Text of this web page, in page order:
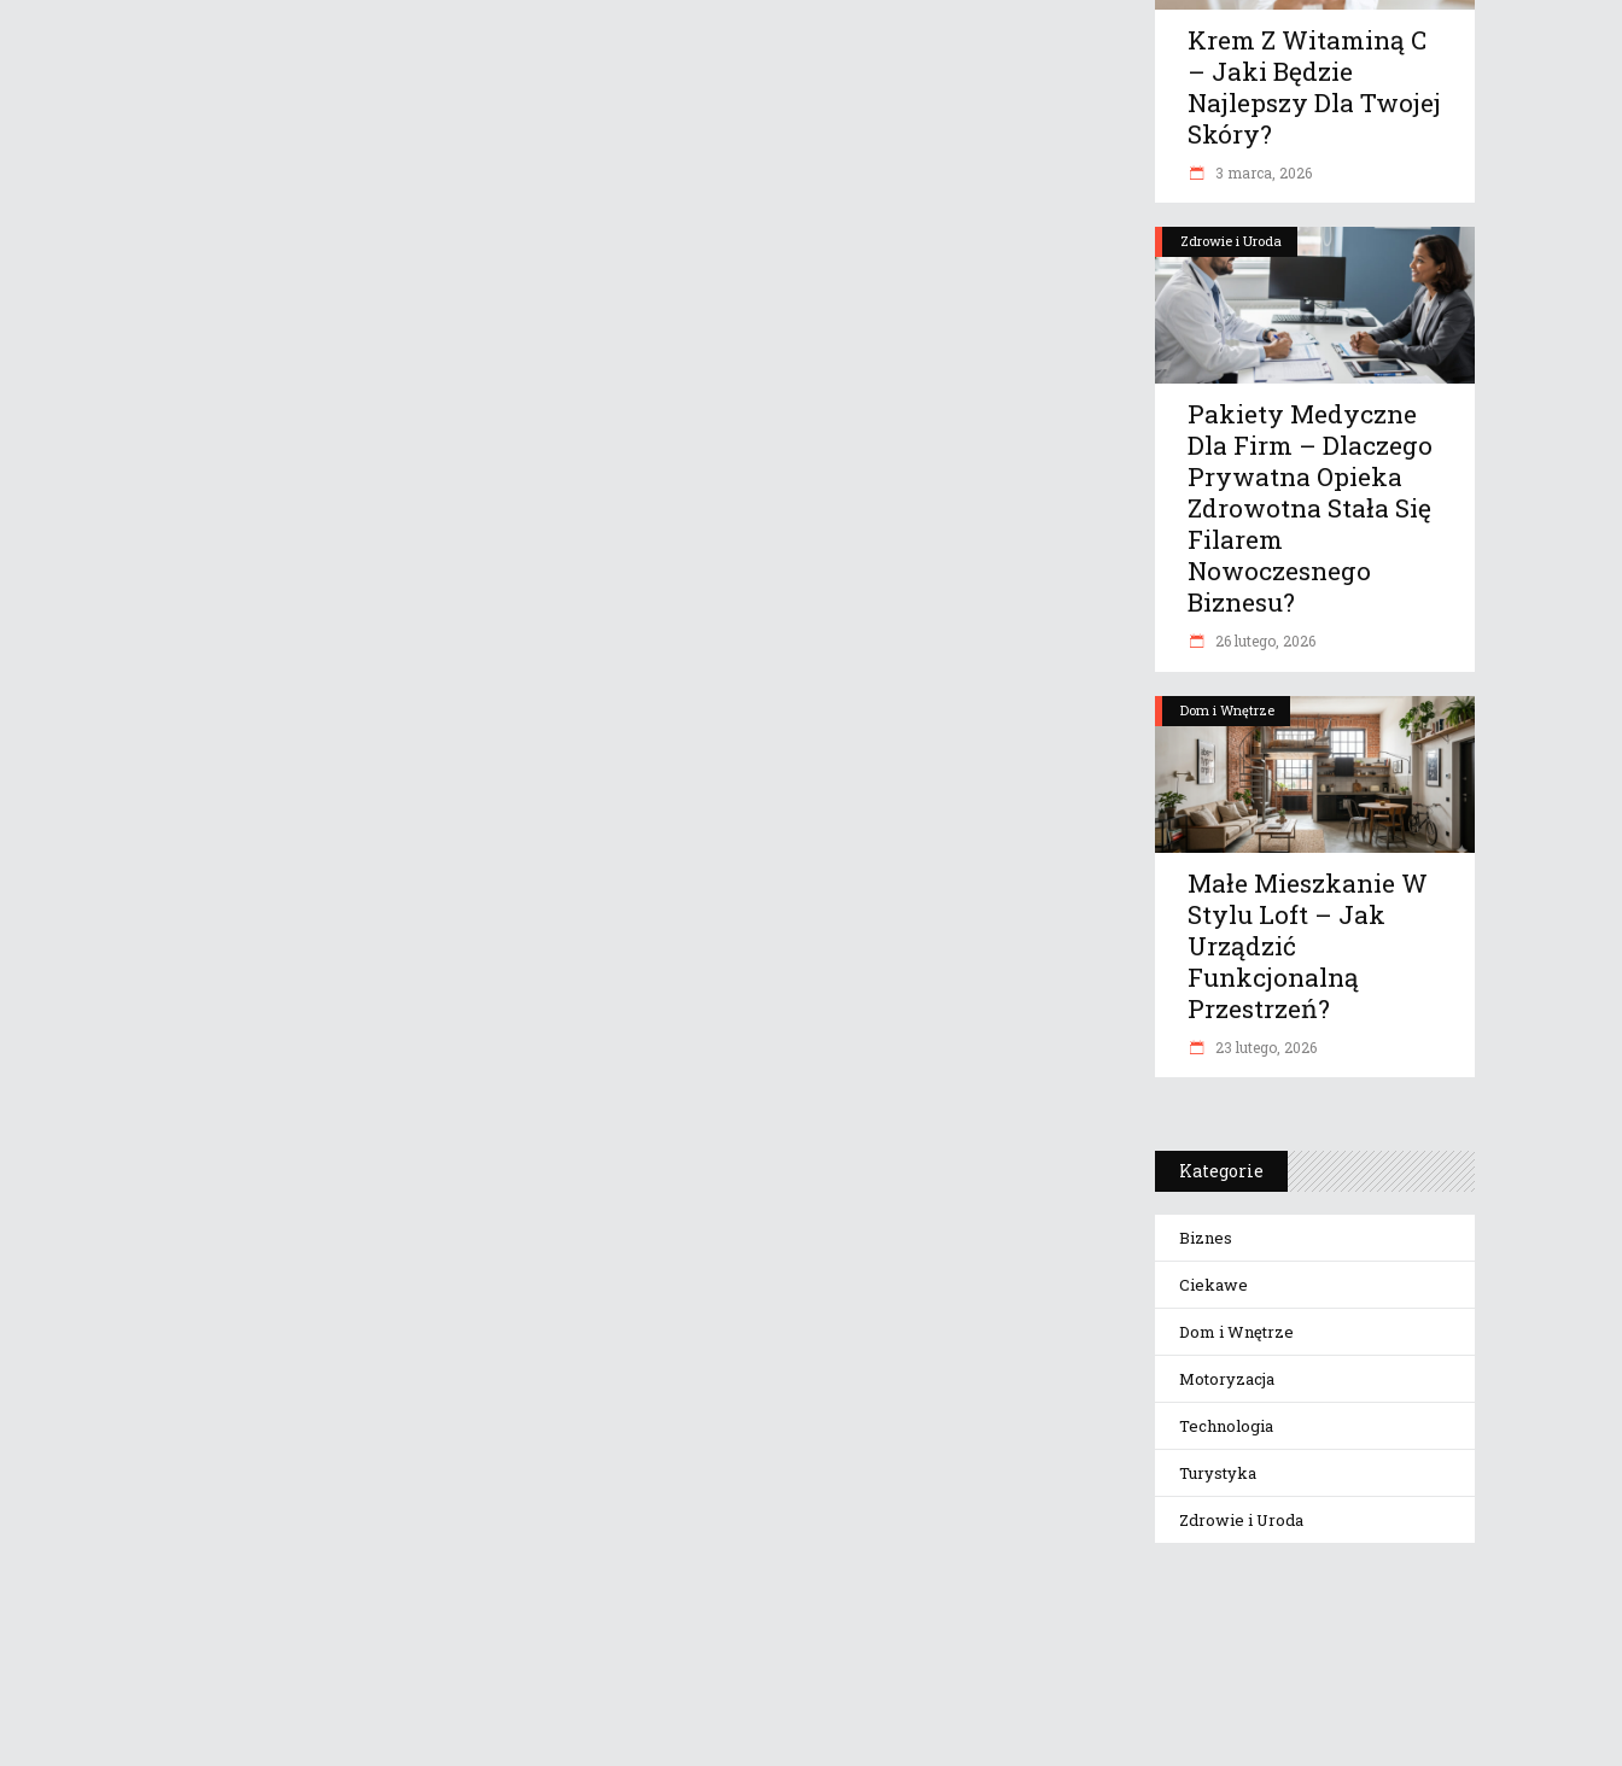
Krem Z Witaminą C
– Jaki Będzie
Najlepszy Dla Twojej
Skóry?
3 marca, 2026
Zdrowie i Uroda
Pakiety Medyczne
Dla Firm – Dlaczego
Prywatna Opieka
Zdrowotna Stała Się
Filarem
Nowoczesnego
Biznesu?
26 lutego, 2026
Dom i Wnętrze
Małe Mieszkanie W
Stylu Loft – Jak
Urządzić
Funkcjonalną
Przestrzeń?
23 lutego, 2026
Kategorie
Biznes
Ciekawe
Dom i Wnętrze
Motoryzacja
Technologia
Turystyka
Zdrowie i Uroda